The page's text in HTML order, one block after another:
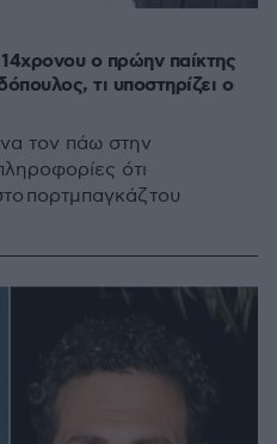
ο πρώην παίκτης
τι υποστηρίζει ο
τον πάω στην
ότι
πορτμπαγκάζ του